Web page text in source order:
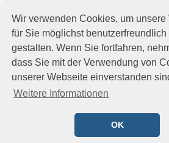
Wir verwenden Cookies, um unsere
für Sie möglichst benutzerfreundlich
gestalten. Wenn Sie fortfahren,
dass Sie mit der Verwendung von
unserer Webseite einverstanden
Weitere Informationen
OK